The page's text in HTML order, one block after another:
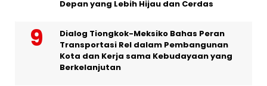
Depan yang Lebih Hijau dan Cerdas
Dialog Tiongkok-Meksiko Bahas Peran
Transportasi Rel dalam Pembangunan
Kota dan Kerja sama Kebudayaan yang
Berkelanjutan